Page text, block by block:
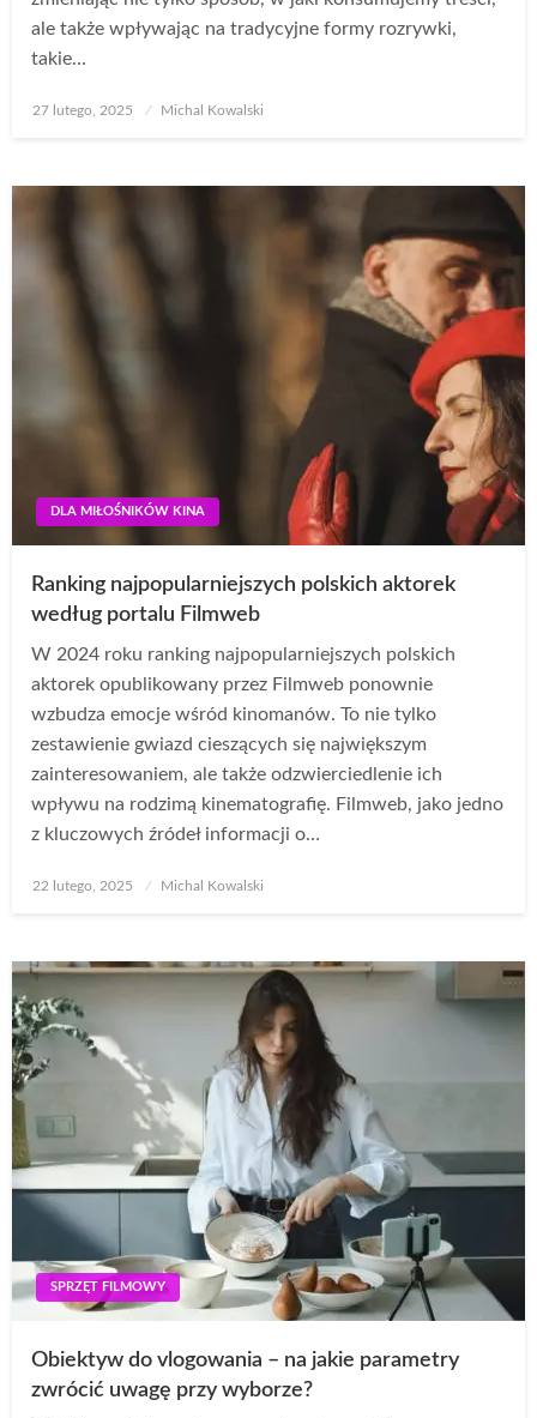
ale także wpływając na tradycyjne formy rozrywki,
takie…
Opublikowane
27 lutego, 2025 Michal Kowalski
DLA MIŁOŚNIKÓW KINA
Ranking najpopularniejszych polskich aktorek
według portalu Filmweb
W 2024 roku ranking najpopularniejszych polskich
aktorek opublikowany przez Filmweb ponownie
wzbudza emocje wśród kinomanów. To nie tylko
zestawienie gwiazd cieszących się największym
zainteresowaniem, ale także odzwierciedlenie ich
wpływu na rodzimą kinematografię. Filmweb, jako jedno
z kluczowych źródeł informacji o…
Opublikowane
22 lutego, 2025 Michal Kowalski
SPRZĘT FILMOWY
Obiektyw do vlogowania – na jakie parametry
zwrócić uwagę przy wyborze?